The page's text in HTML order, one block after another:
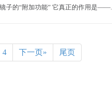
子的“附加功能” 它真正的作用是
4 下一页» 尾页